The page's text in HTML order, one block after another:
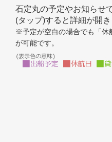
石定丸の予定やお知らせ
(タップ)すると詳細が開き
※予定が空白の場合でも「休
が可能です。